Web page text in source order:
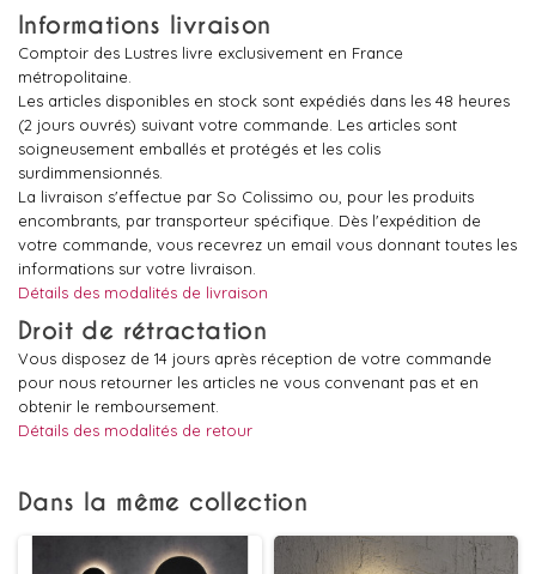
Informations livraison
Comptoir des Lustres livre exclusivement en France
métropolitaine.
Les articles disponibles en stock sont expédiés dans les 48 heures
(2 jours ouvrés) suivant votre commande. Les articles sont
soigneusement emballés et protégés et les colis
surdimmensionnés.
La livraison s'effectue par So Colissimo ou, pour les produits
encombrants, par transporteur spécifique. Dès l'expédition de
votre commande, vous recevrez un email vous donnant toutes les
informations sur votre livraison.
Détails des modalités de livraison
Droit de rétractation
Vous disposez de 14 jours après réception de votre commande
pour nous retourner les articles ne vous convenant pas et en
obtenir le remboursement.
Détails des modalités de retour
Dans la même collection